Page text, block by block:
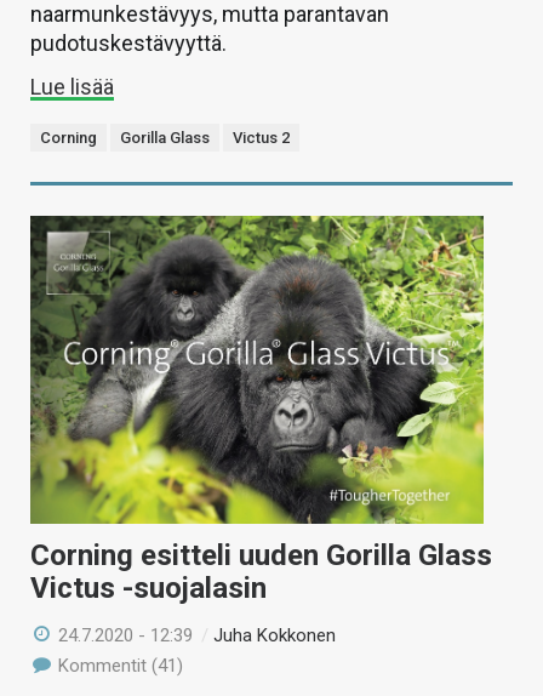
naarmunkestävyys, mutta parantavan
pudotuskestävyyttä.
Lue lisää
Corning Gorilla Glass Victus 2
Corning esitteli uuden Gorilla Glass
Victus -suojalasin
24.7.2020 - 12:39 /Juha Kokkonen
Kommentit (41)